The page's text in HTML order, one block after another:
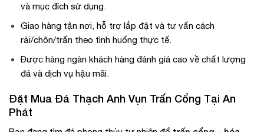
và mục đích sử dụng.
Giao hàng tận nơi, hỗ trợ lắp đặt và tư vấn cách
rải/chôn/trấn theo tình huống thực tế.
Được hàng ngàn khách hàng đánh giá cao về chất lượng
đá và dịch vụ hậu mãi.
Đặt Mua Đá Thạch Anh Vụn Trấn Cổng Tại An
Phát